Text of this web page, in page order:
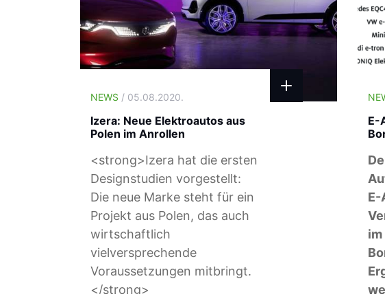
NEWS / 05.08.2020.
Izera: Neue Elektroautos aus
Polen im Anrollen
<strong>Izera hat die ersten
Designstudien vorgestellt:
Die neue Marke steht für ein
Projekt aus Polen, das auch
wirtschaftlich
vielversprechende
Voraussetzungen mitbringt.
</strong>
E-
E-